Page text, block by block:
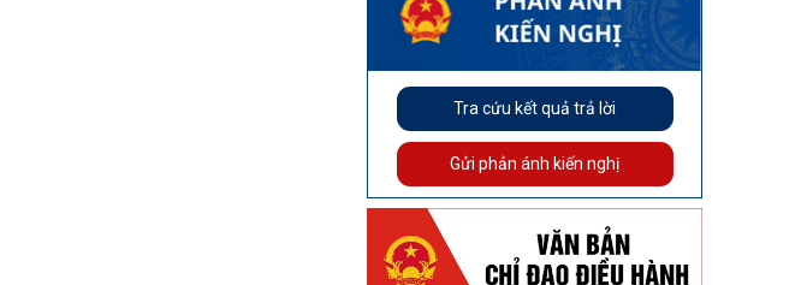
Tra cứu kết quả trả lời
Gửi phản ánh kiến nghị